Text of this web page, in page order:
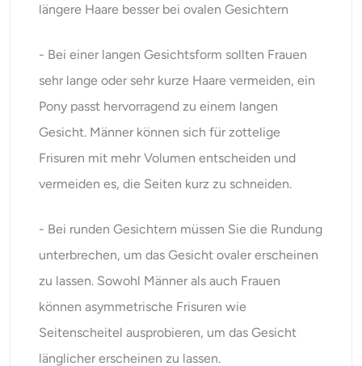
längere Haare besser bei ovalen Gesichtern
- Bei einer langen Gesichtsform sollten Frauen
sehr lange oder sehr kurze Haare vermeiden, ein
Pony passt hervorragend zu einem langen
Gesicht. Männer können sich für zottelige
Frisuren mit mehr Volumen entscheiden und
vermeiden es, die Seiten kurz zu schneiden.
- Bei runden Gesichtern müssen Sie die Rundung
unterbrechen, um das Gesicht ovaler erscheinen
zu lassen. Sowohl Männer als auch Frauen
können asymmetrische Frisuren wie
Seitenscheitel ausprobieren, um das Gesicht
länglicher erscheinen zu lassen.